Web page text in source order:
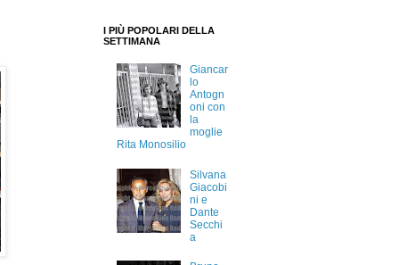
I PIÙ POPOLARI DELLA
SETTIMANA
Giancar
lo
Antogn
oni con
la
moglie
Rita Monosilio
Silvana
Giacobi
ni e
Dante
Secchi
a